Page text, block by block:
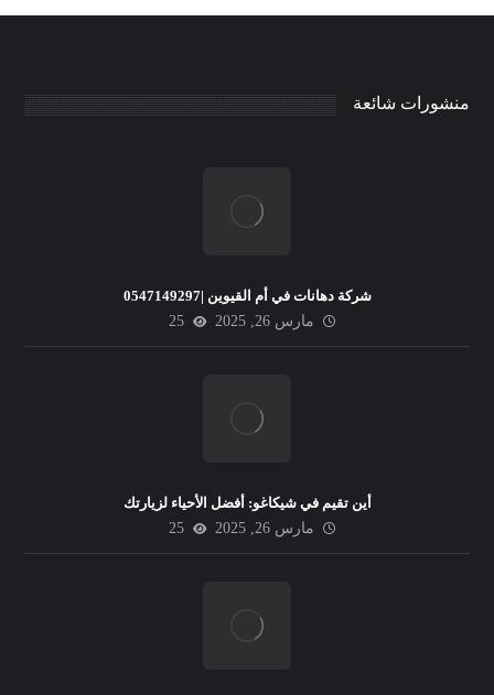
منشورات شائعة
شركة دهانات في أم القيوين |0547149297
مارس 26, 2025
25
أين تقيم في شيكاغو: أفضل الأحياء لزيارتك
مارس 26, 2025
25